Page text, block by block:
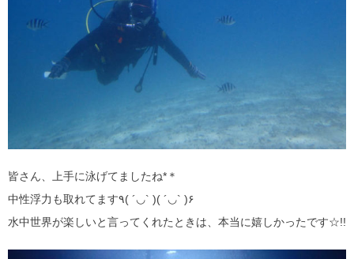
皆さん、上手に泳げてましたね*＊
中性浮力も取れてます٩( ´◡` )( ´◡` )۶
水中世界が楽しいと言ってくれたときは、本当に嬉しかったです☆!!